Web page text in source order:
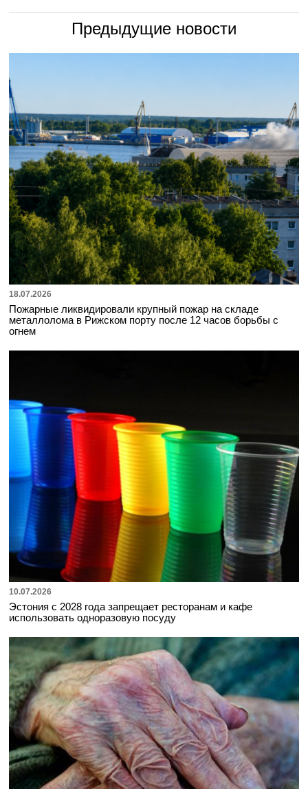
Предыдущие новости
18.07.2026
Пожарные ликвидировали крупный пожар на складе
металлолома в Рижском порту после 12 часов борьбы с
огнем
10.07.2026
Эстония с 2028 года запрещает ресторанам и кафе
использовать одноразовую посуду